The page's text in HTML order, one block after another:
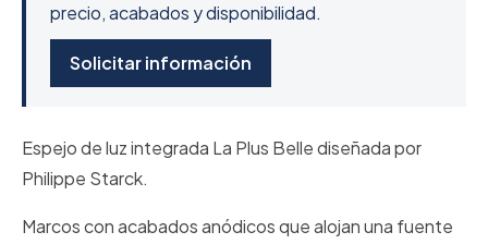
precio, acabados y disponibilidad.
Solicitar información
Espejo de luz integrada La Plus Belle diseñada por
Philippe Starck.
Marcos con acabados anódicos que alojan una fuente